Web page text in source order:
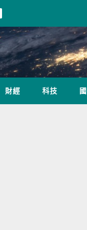
財經 科技